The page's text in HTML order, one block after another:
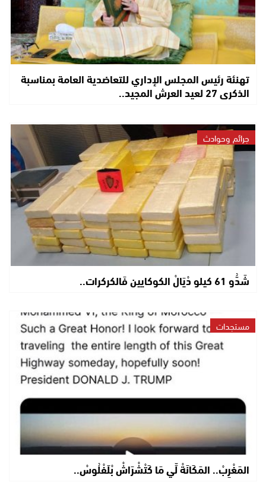
تهنئة رئيس المجلس الإداري للتعاضدية العامة بمناسبة
الذكرى 27 لعيد العرش المجيد..
جرائم وحوادث
شَدُّو 61 كيلو دْيَالْ الكوكايين فَالكركرات..
مستجدات
المَغْرِبْ.. المَكَانَةْ لِّي مَا كَتْشْرَاشْ بْلَفْلُوسْ..